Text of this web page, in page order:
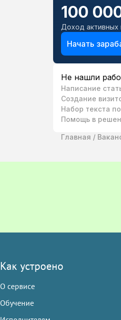
100
Доход активных
Начать
Не нашли
Написание
Создание
Набор текста
Помощь в
Главная /
Как устроено
О сервисе
Обучение